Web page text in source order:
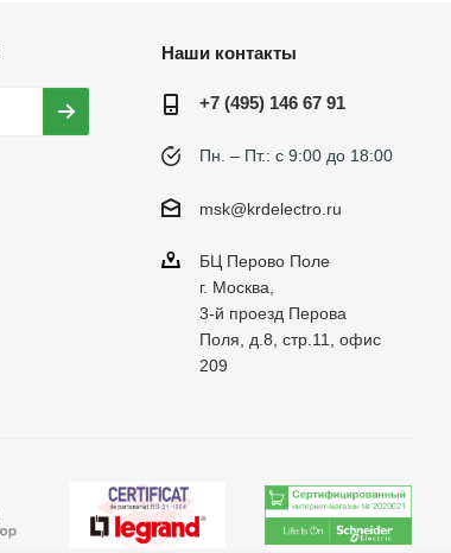
Наши контакты
+7 (495) 146 67 91
Пн. – Пт.: с 9:00 до 18:00
msk@krdelectro.ru
БЦ Перово Поле
г. Москва,
3-й проезд Перова
Поля, д.8, стр.11, офис
209